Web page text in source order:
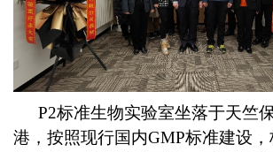
P2标准生物实验室坐落于天竺
港，按照现行国内GMP标准建设